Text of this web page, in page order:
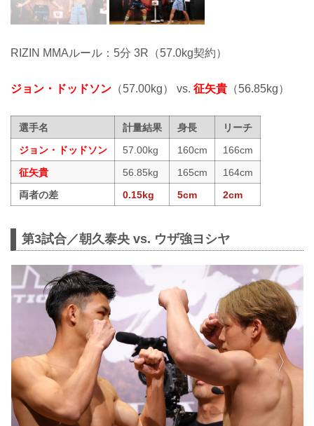
RIZIN MMAルール：5分 3R（57.0kg契約）
ジョン・ドッドソン （57.00kg） vs. 征矢貴 （56.85kg）
選手名 計量結果 身長
リーチ
ジョン・ドッドソン
57.00kg 160cm
166cm
征矢貴
56.85kg 165cm
164cm
両者の差
0.15kg 5cm 2cm
第3試合／朝久泰央 vs. ウザ強ヨシヤ